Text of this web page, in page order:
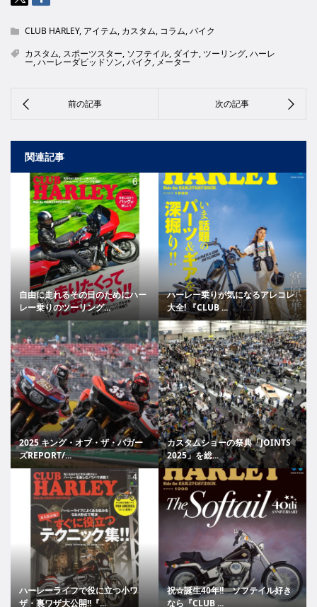
CLUB HARLEY, アイテム, カスタム, コラム,バイク
カスタム, スポーツスター, ソフテイル, ダイナ, ツーリング,ハーレ
ー,ハーレーダビッドソン,バイク,メーター
関連記事
自由に走れるその日のためにハー
レー乗りのツーリング...
ハーレー乗りが気になるアレコレ
大全! 『CLUB ...
2025 キング・オブ・ザ・バガー
ズREPORT/...
カスタムショーの祭典「JOINTS
2025」を総...
ハーレーライフで役に立つ小ワ
ザ・裏ワザ大公開!!『...
祝☆誕生40年!! ソフテイル好き
なら『CLUB ...